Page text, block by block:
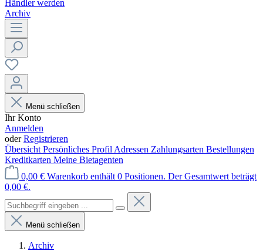
Händler werden
Archiv
Menü schließen
Ihr Konto
Anmelden
oderRegistrieren
Übersicht Persönliches Profil Adressen Zahlungsarten Bestellungen
Kreditkarten Meine Bietagenten
0,00 € Warenkorb enthält 0 Positionen. Der Gesamtwert beträgt
0,00 €.
Menü schließen
Archiv